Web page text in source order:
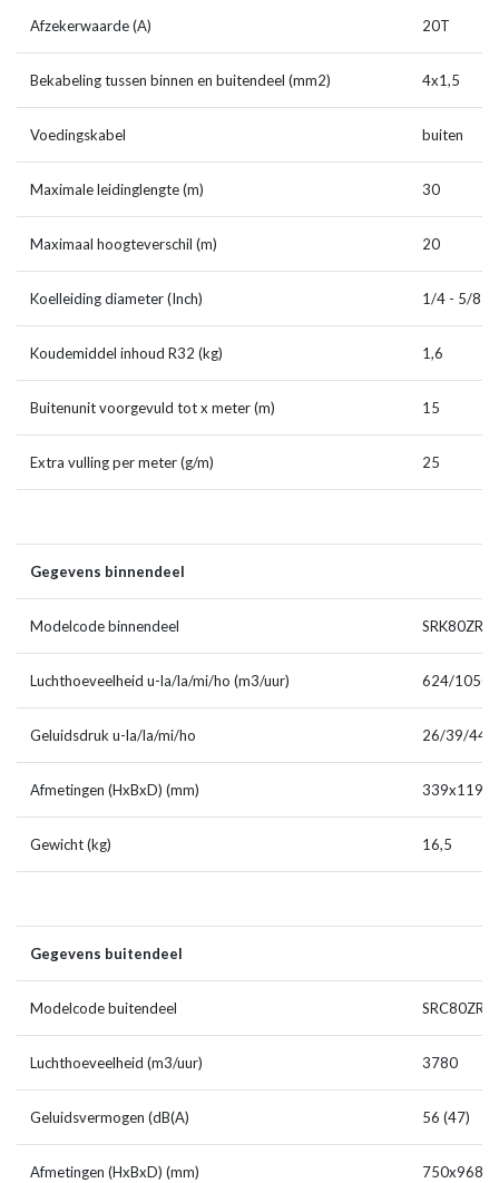
Afzekerwaarde (A) 20T
Bekabeling tussen binnen en buitendeel (mm2) 4x1,5
Voedingskabel buiten
Maximale leidinglengte (m) 30
Maximaal hoogteverschil (m) 20
Koelleiding diameter (Inch) 1/4 - 5/8
Koudemiddel inhoud R32 (kg) 1,6
Buitenunit voorgevuld tot x meter (m) 15
Extra vulling per meter (g/m) 25
Gegevens binnendeel
Modelcode binnendeel SRK80ZR-
Luchthoeveelheid u-la/la/mi/ho (m3/uur) 624/
Geluidsdruk u-la/la/mi/ho 26/39/44/
Afmetingen (HxBxD) (mm)
Gewicht (kg) 16,5
Gegevens buitendeel
Modelcode buitendeel SRC80ZR-
Luchthoeveelheid (m3/uur) 3780
Geluidsvermogen (dB(A) 56 (47)
Afmetingen (HxBxD) (mm)